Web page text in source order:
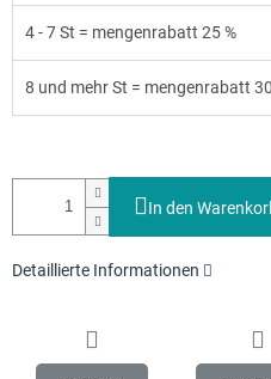
4 - 7 St = mengenrabatt 25 %
8 und mehr St = mengenrabatt
In den
Detaillierte Informationen